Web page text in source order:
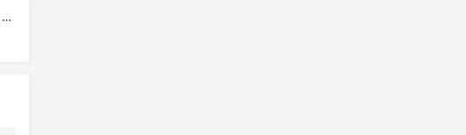
Docker 奇淫技巧之 commit 能够保证数据不丢失的 mysql 镜像